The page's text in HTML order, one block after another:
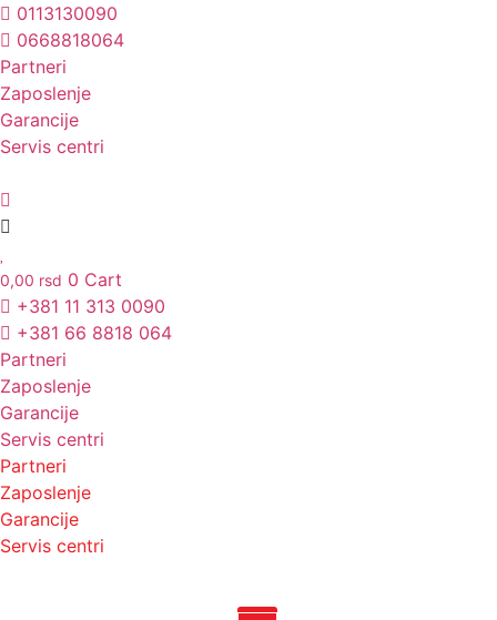
Skočite
na
sadržaj
0113130090
0668818064
Partneri
Zaposlenje
Garancije
Servis centri
0,00 rsd 0 Cart
+381 11 313 0090
+381 66 8818 064
Partneri
Zaposlenje
Garancije
Servis centri
Partneri
Zaposlenje
Garancije
Servis centri
Unesite ovde tekst naslova